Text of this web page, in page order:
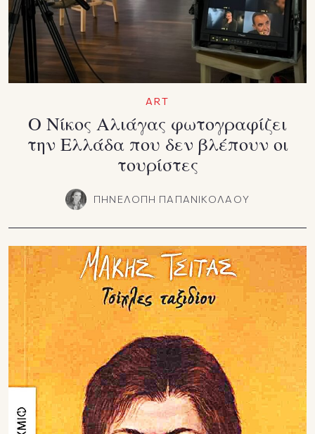
ART
Ο Νίκος Αλιάγας φωτογραφίζει
την Ελλάδα που δεν βλέπουν οι
τουρίστες
ΠΗΝΕΛΟΠΗ ΠΑΠΑΝΙΚΟΛΑΟΥ